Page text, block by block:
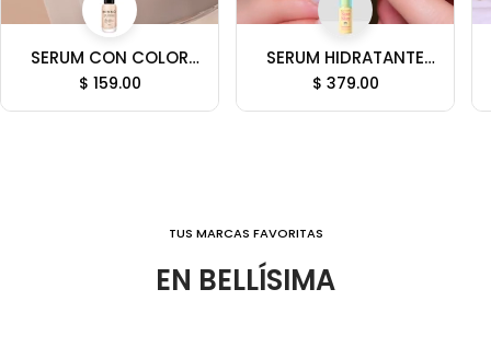
SERUM CON COLOR
"PIEL DESNUDA" -
$ 159.00
SERUM HIDRATANTE
CON PROTECCIÓN
$ 379.00
TUS MARCAS FAVORITAS
EN BELLÍSIMA